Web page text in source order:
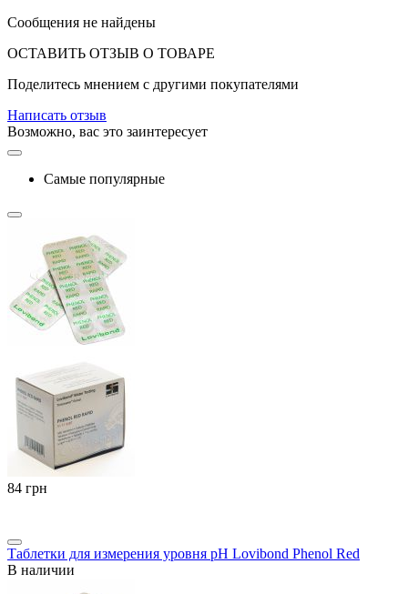
Сообщения не найдены
ОСТАВИТЬ ОТЗЫВ О ТОВАРЕ
Поделитесь мнением с другими покупателями
Написать отзыв
Возможно, вас это заинтересует
Самые популярные
‍84‍ грн
Таблетки для измерения уровня pH Lovibond Phenol Red
В наличии